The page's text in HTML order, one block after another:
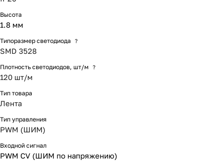
Высота
1.8 мм
Типоразмер светодиода ?
SMD 3528
Плотность светодиодов, шт/м ?
120 шт/м
Тип товара
Лента
Тип управления
PWM (ШИМ)
Входной сигнал
PWM СV (ШИМ по напряжению)